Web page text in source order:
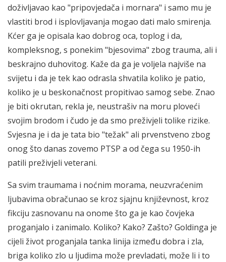
doživljavao kao "pripovjedača i mornara" i samo mu je
vlastiti brod i isplovljavanja mogao dati malo smirenja.
Kćer ga je opisala kao dobrog oca, toplog i da,
kompleksnog, s ponekim "bjesovima" zbog trauma, ali i
beskrajno duhovitog. Kaže da ga je voljela najviše na
svijetu i da je tek kao odrasla shvatila koliko je patio,
koliko je u beskonačnost propitivao samog sebe. Znao
je biti okrutan, rekla je, neustrašiv na moru ploveći
svojim brodom i čudo je da smo preživjeli tolike rizike.
Svjesna je i da je tata bio "težak" ali prvenstveno zbog
onog što danas zovemo PTSP a od čega su 1950-ih
patili preživjeli veterani.
Sa svim traumama i noćnim morama, neuzvraćenim
ljubavima obračunao se kroz sjajnu književnost, kroz
fikciju zasnovanu na onome što ga je kao čovjeka
proganjalo i zanimalo. Koliko? Kako? Zašto? Goldinga je
cijeli život proganjala tanka linija između dobra i zla,
briga koliko zlo u ljudima može prevladati, može li i to